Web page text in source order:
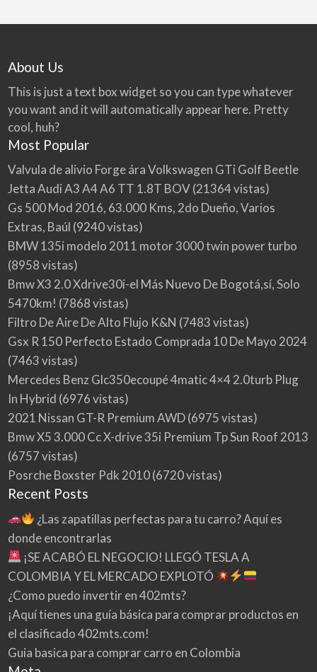
About Us
This is just a text box widget so you can type whatever
you want and it will automatically appear here. Pretty
cool, huh?
Most Popular
Valvula de alivio Forge ára Volkswagen GTi Golf Beetle
Jetta Audi A3 A4 A6 TT 1.8T BOV(21364 vistas)
Gs 500 Mod 2016, 63.000 Kms, 2do Dueño, Varios
Extras, Baúl (9240 vistas)
BMW 135i modelo 2011 motor 3000 twin power turbo
(8958 vistas)
Bmw X3 2.0 Xdrive30i-el Más Nuevo De Bogotá,sí, Solo
5470km! (7868 vistas)
Filtro De Aire De Alto Flujo K&N (7483 vistas)
Gsx R 150 Perfecto Estado Comprada 10 De Mayo 2024
(7463 vistas)
Mercedes Benz Glc350ecoupé 4matic 4×4 2.0turb Plug
In Hybrid (6976 vistas)
2021 Nissan GT-R Premium AWD(6975 vistas)
Bmw X5 3.000 Cc X-drive 35i Premium Tp Sun Roof 2013
(6757 vistas)
Posrche Boxster Pdk 2010(6720 vistas)
Recent Posts
¿Las zapatillas perfectas para tu carro? Aquí es
donde encontrarlas
¡SE ACABÓ EL NEGOCIO! LLEGÓ TESLA A
COLOMBIA Y EL MERCADO EXPLOTÓ
¿Como puedo invertir en 402mts?
¡Aquí tienes una guía básica para comprar productos en
el clasificado 402mts.com!
Guia basica para comprar carro en Colombia